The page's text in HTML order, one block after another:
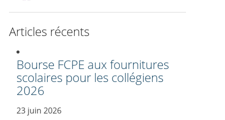
Articles récents
Bourse FCPE aux fournitures
scolaires pour les collégiens
2026
23 juin 2026